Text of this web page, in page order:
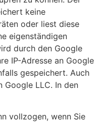
keine
oder liest diese
eigenständigen
durch den Google
IP-Adresse an Google
gespeichert. Auch
Google LLC. In den
vollzogen, wenn Sie